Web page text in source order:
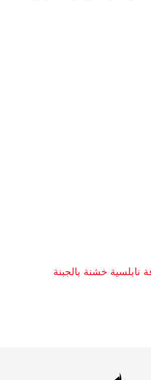
نابلسية خشنة بالجبنة